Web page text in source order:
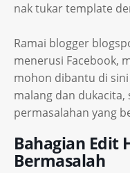
nak tukar template
Ramai blogger
menerusi Facebook,
mohon dibantu di
malang dan
permasalahan yang
Bahagian Edit
Bermasalah